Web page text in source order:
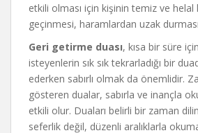
etkili olması için kişinin temiz ve helal
geçinmesi, haramlardan uzak
Geri getirme duası, kısa bir süre
isteyenlerin sık sık tekrarladığı bir
ederken sabırlı olmak da önemlidir.
gösteren dualar, sabırla ve inançla
etkili olur. Duaları belirli bir zaman
seferlik değil, düzenli aralıklarla